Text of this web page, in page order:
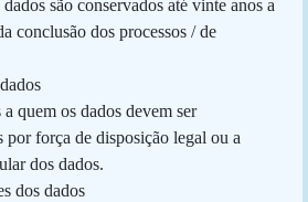
são conservados até vinte anos a
conclusão dos processos / de
quem os dados devem ser
por força de disposição legal ou a
dos dados.
dos dados